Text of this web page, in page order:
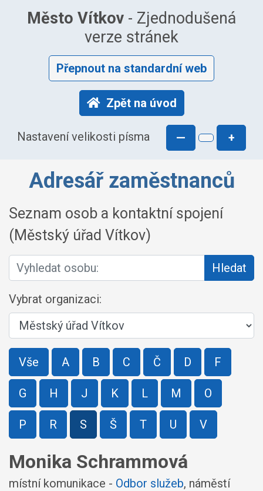
Město Vítkov - Zjednodušená
verze stránek
Přepnout na standardní web
Zpět na úvod
Nastavení velikosti písma — +
Adresář zaměstnanců
Seznam osob a kontaktní spojení
(Městský úřad Vítkov)
Vyhledat osobu: Hledat
Vybrat organizaci:
Vše A B C Č D F
G H J K L M O
P R S Š T U V
Monika Schrammová
místní komunikace - Odbor služeb, náměstí